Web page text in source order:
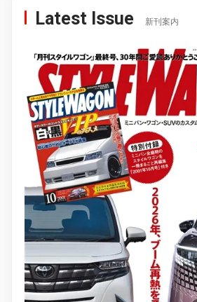
Latest Issue 新刊案内